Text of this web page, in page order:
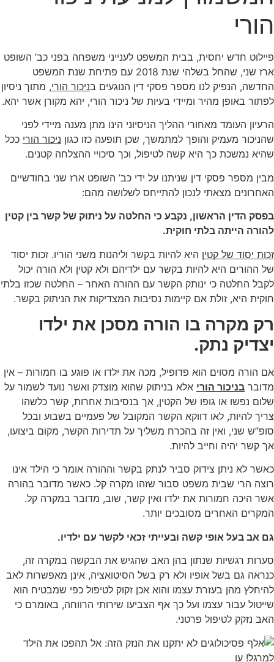
הורי
פיילוט חדש יחסית, בבית המשפט לענייני משפחה בפני כב’ השופט
ארז שני, שהחל בשלהי שנת 2018 עם פתיחת שנת המשפט
החדשה, הנפיק לנו מספר פסקי דין הנוגעים בניכור הורי, מתוך ניסיון
לפתור באופן מהיר ומיידי בעיות של ניכור הורי, יהא מקורן אשר יהא.
הרעיון העומד מאחורי ההליך הניסיוני הינו מתן מענה מיידי לפני
שהניכור מעמיק והופך למתמשך, שכן תופעה כזו כגון ניכור הורי ככל
שהיא נמשכת כך היא קשה לטיפול, וכך סיכויי ההצלחה קטנים.
מבין מספר פסקי דין שניתנו על ידי כב’ השופט ארז שני בחודשיים
האחרונים מצאתי לנכון להתייחס לשלושה מהם:
בפסק הדין הראשון, נקבע כי החלטה על ניתוק של קשר בין קטין
להורה הייתה בלתי חוקית.
זכות יסוד של קטין היא להיות בקשר וליהנות משני הוריו. זכות יסוד
של ההורים היא להיות בקשר עם ילדיהם ולא קטין ולא הורה יכול
לקבל החלטה כי ינותק הקשר עם ההורה האחר – החלטה שכזו בלתי
חוקית היא, זולת אם קיימות נסיבות המצדיקות את הניתוק בקשר.
רק מקרה בו הורה מסכן את ילדו
יצדיק נתק.
אם הורה מסוים הוא פדופיל, מכה את ילדו או פוגע בו חמורות – אין
מדובר בניכור הורי אלא בניתוק שהוא מוצדק ואשר נועד לשמור על
שלום נפשו או גופו של הקטין, אך בנסיבות אחרות, קשר כלשהו
צריך להיות, לאו דווקא הקשר המקובל של פעמיים בשבוע ובכל
סופ”ש שני, ואין זה בהכרח משליך על תדירות הקשר, מקום ביצועו,
אך קשר יהיה וחייב להיות.
כאשר לא ניתן צידוק סביר לנתק בקשר וההורה אומר כי הילד אינו
רוצה הרי שבית משפט סבור שזהו מקרה קל. כאשר מדובר בהורה
אשר היכה חמורות את ילדו ואין קשר, שוב, מדובר במקרה קל.
המקרים האחרים מסובכים יותר.
גם אב בעל אופי קשה ובעייתי זכאי לקשר עם ילדיו.
סערות רגשיות שנתון בהן האב שהגיש את הבקשה במקרה זה,
כנראה גם בשל אופיו ולא רק בשל הסיטואציה, אינן מאפשרות לאב
להיחלץ מהן בעזרת עצמו והוא אכן זקוק לטיפול כפי שמבטיח הוא
שייטול עבור עצמו ועל כך אף הצביעו שירותי הרווחה, באומרם כי
האב נזקק לטיפול פרטני.